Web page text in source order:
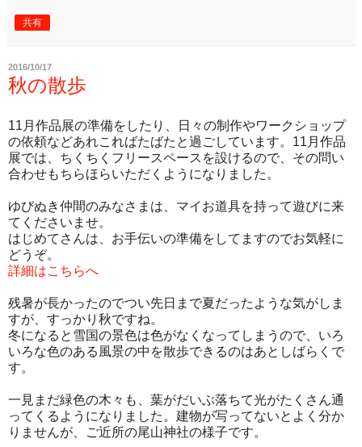
共有
2016/10/17
秋の散歩
11月作品展の準備をしたり、日々の制作やワークショップ
の依頼などあれこればたばたと過ごしています。11月作品
展では、ちくちくフリースペースを設けるので、その問い
合わせもちらほらいただくようになりました。
ゆびぬき仲間のみなさまは、マイお道具を持って遊びに来
てくださいませ。
はじめてさんは、お手伝いの準備をしてますのでお気軽に
どうぞ。
詳細はこちらへ
残暑が長かったのでつい先日まで夏だったような気がしま
すが、すっかり秋ですね。
冬になると雪国の景色は色がなくなってしまうので、いろ
いろな色のある風景の中を散歩できるのはあとしばらくで
す。
一見まだ緑色の木々も、葉がだいぶ落ちて光がたくさん通
ってくるようになりました。建物が写ってないとよく分か
りませんが、ご近所の尾山神社の様子です。